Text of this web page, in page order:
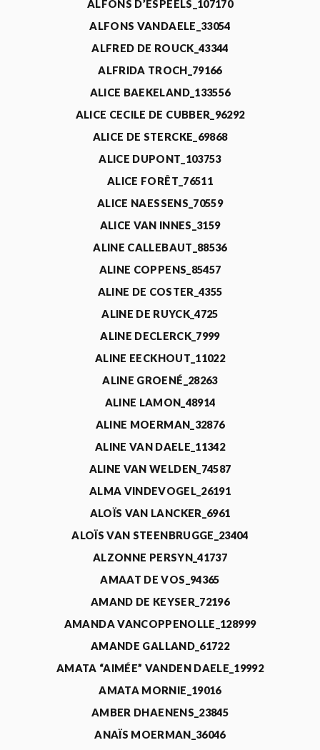
ALFONS D’ESPEELS_107170
ALFONS VANDAELE_33054
ALFRED DE ROUCK_43344
ALFRIDA TROCH_79166
ALICE BAEKELAND_133556
ALICE CECILE DE CUBBER_96292
ALICE DE STERCKE_69868
ALICE DUPONT_103753
ALICE FORÊT_76511
ALICE NAESSENS_70559
ALICE VAN INNES_3159
ALINE CALLEBAUT_88536
ALINE COPPENS_85457
ALINE DE COSTER_4355
ALINE DE RUYCK_4725
ALINE DECLERCK_7999
ALINE EECKHOUT_11022
ALINE GROENÉ_28263
ALINE LAMON_48914
ALINE MOERMAN_32876
ALINE VAN DAELE_11342
ALINE VAN WELDEN_74587
ALMA VINDEVOGEL_26191
ALOÏS VAN LANCKER_6961
ALOÏS VAN STEENBRUGGE_23404
ALZONNE PERSYN_41737
AMAAT DE VOS_94365
AMAND DE KEYSER_72196
AMANDA VANCOPPENOLLE_128999
AMANDE GALLAND_61722
AMATA “AIMÉE” VANDEN DAELE_19992
AMATA MORNIE_19016
AMBER DHAENENS_23845
ANAÏS MOERMAN_36046